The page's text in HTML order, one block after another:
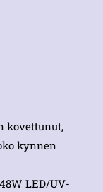
kovettunut,
kynnen
LED/UV-